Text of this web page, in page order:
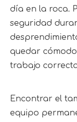
día en la roca.
seguridad
quedar
trabajo
Encontrar el
equipo